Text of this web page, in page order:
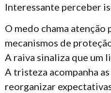
Interessante perceber
O medo chama atenção
mecanismos de
A raiva sinaliza que um
A tristeza acompanha
reorganizar